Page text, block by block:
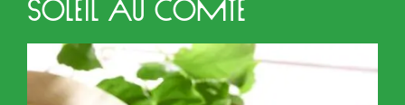
soleil au Comté